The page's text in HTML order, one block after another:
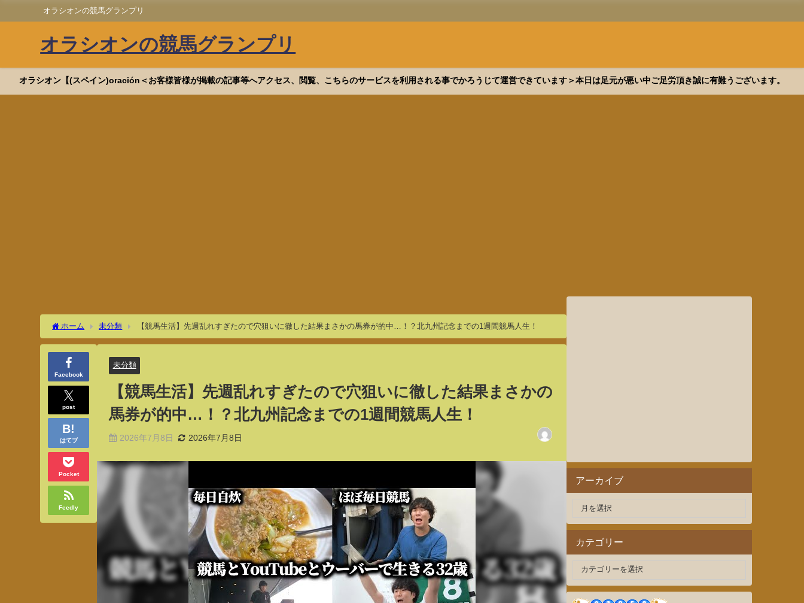
オラシオンの競馬グランプリ
オラシオンの競馬グランプリ
オラシオン【(スペイン)oración＜お客様皆様が掲載の記事等へアクセス、閲覧、こちらのサービスを利用される事でかろうじて運営できています＞本日は足元が悪い中ご足労頂き誠に有難うございます。
ホーム 未分類 【競馬生活】先週乱れすぎたので穴狙いに徹した結果まさかの馬券が的中…！？北九州記念までの1週間競馬人生！
Facebook
post
はてブ
Pocket
Feedly
未分類
【競馬生活】先週乱れすぎたので穴狙いに徹した結果まさかの
馬券が的中…！？北九州記念までの1週間競馬人生！
2026年7月8日 2026年7月8日
アーカイブ
カテゴリー